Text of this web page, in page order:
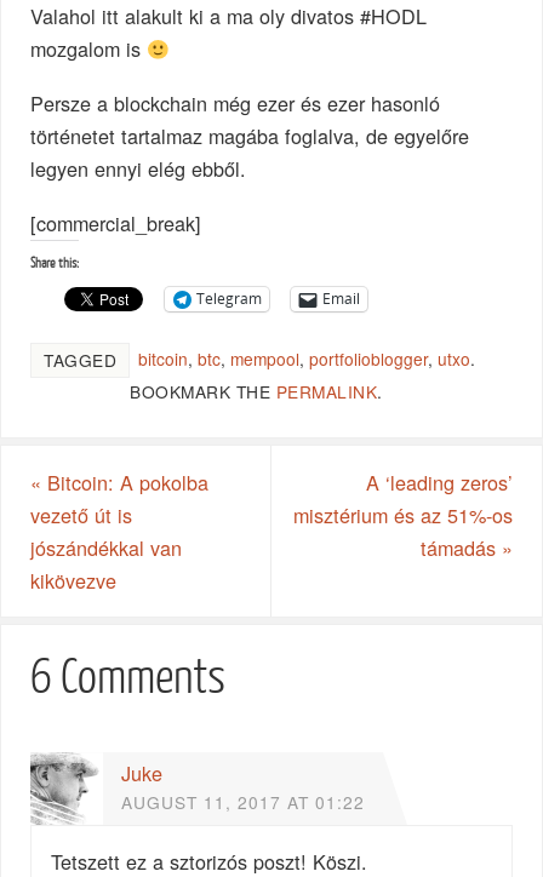
Valahol itt alakult ki a ma oly divatos #HODL
mozgalom is
Persze a blockchain még ezer és ezer hasonló
történetet tartalmaz magába foglalva, de egyelőre
legyen ennyi elég ebből.
[commercial_break]
Share this:
Telegram Email
TAGGED bitcoin,btc, mempool,portfolioblogger, utxo.
BOOKMARK THE PERMALINK.
« Bitcoin: A pokolba
vezető út is
jószándékkal van
kikövezve
A ‘leading zeros’
misztérium és az 51%-os
támadás »
6 Comments
Juke
AUGUST 11, 2017 AT 01:22
Tetszett ez a sztorizós poszt! Köszi.